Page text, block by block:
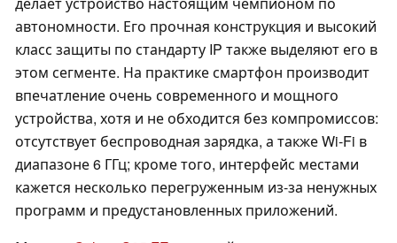
автономности. Его прочная конструкция и высокий
класс защиты по стандарту IP также выделяют его в
этом сегменте. На практике смартфон производит
впечатление очень современного и мощного
устройства, хотя и не обходится без компромиссов:
отсутствует беспроводная зарядка, а также Wi-Fi в
диапазоне 6 ГГц; кроме того, интерфейс местами
кажется несколько перегруженным из-за ненужных
программ и предустановленных приложений.